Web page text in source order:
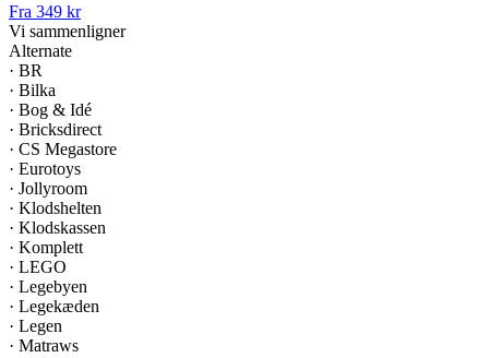
Fra 349 kr
Vi sammenligner
Alternate
· BR
· Bilka
· Bog & Idé
· Bricksdirect
· CS Megastore
· Eurotoys
· Jollyroom
· Klodshelten
· Klodskassen
· Komplett
· LEGO
· Legebyen
· Legekæden
· Legen
· Matraws